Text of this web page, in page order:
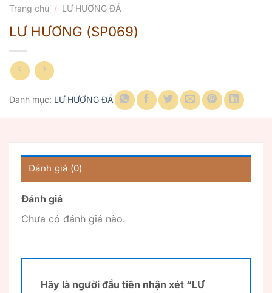
Trang chủ / LƯ HƯƠNG ĐÁ
LƯ HƯƠNG (SP069)
Danh mục: LƯ HƯƠNG ĐÁ
Đánh giá (0)
Đánh giá
Chưa có đánh giá nào.
Hãy là người đầu tiên nhận xét “LƯ